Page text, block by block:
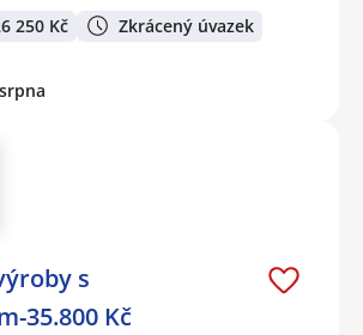
250 Kč Zkrácený úvazek
s
35.800 Kč